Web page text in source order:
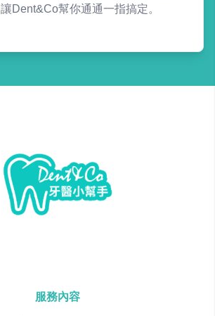
Dent&Co幫你通通一指搞定。
服務內容